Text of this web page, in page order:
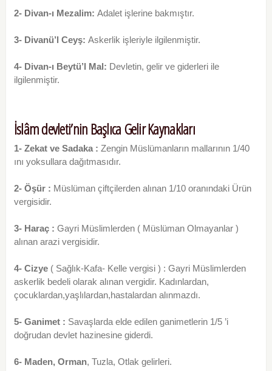
2- Divan-ı Mezalim: Adalet işlerine bakmıştır.
3- Divanü’l Ceyş: Askerlik işleriyle ilgilenmiştir.
4- Divan-ı Beytü’l Mal: Devletin, gelir ve giderleri ile
ilgilenmiştir.
İslâm devleti’nin Başlıca Gelir Kaynakları
1- Zekat ve Sadaka : Zengin Müslümanların mallarının 1/40
ını yoksullara dağıtmasıdır.
2- Öşür : Müslüman çiftçilerden alınan 1/10 oranındaki Ürün
vergisidir.
3- Haraç : Gayri Müslimlerden ( Müslüman Olmayanlar )
alınan arazi vergisidir.
4- Cizye ( Sağlık-Kafa- Kelle vergisi ) : Gayri Müslimlerden
askerlik bedeli olarak alınan vergidir. Kadınlardan,
çocuklardan,yaşlılardan,hastalardan alınmazdı.
5- Ganimet : Savaşlarda elde edilen ganimetlerin 1/5 ’i
doğrudan devlet hazinesine giderdi.
6- Maden, Orman, Tuzla, Otlak gelirleri.